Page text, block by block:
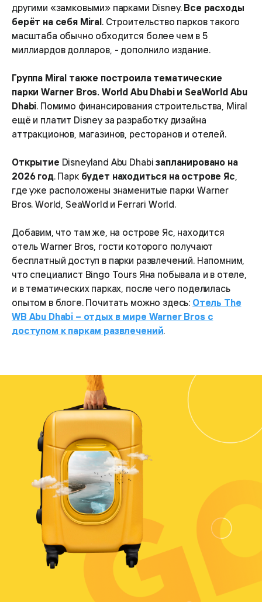
другими «замковыми» парками Disney. Все расходы
берёт на себя Miral. Строительство парков такого
масштаба обычно обходится более чем в 5
миллиардов долларов, - дополнило издание.
Группа Miral также построила тематические
парки Warner Bros. World Abu Dhabi и SeaWorld Abu
Dhabi. Помимо финансирования строительства, Miral
ещё и платит Disney за разработку дизайна
аттракционов, магазинов, ресторанов и отелей.
Открытие Disneyland Abu Dhabi запланировано на
2026 год. Парк будет находиться на острове Яс
где уже расположены знаменитые парки Warner
Bros. World, SeaWorld и Ferrari World.
Добавим, что там же, на острове Яс, находится
отель Warner Bros, гости которого получают
бесплатный доступ в парки развлечений. Напомним,
что специалист Bingo Tours Яна побывала и в отеле,
и в тематических парках, после чего поделилась
опытом в блоге. Почитать можно здесь: Отель The
WB Abu Dhabi – отдых в мире Warner Bros с
доступом к паркам развлечений.